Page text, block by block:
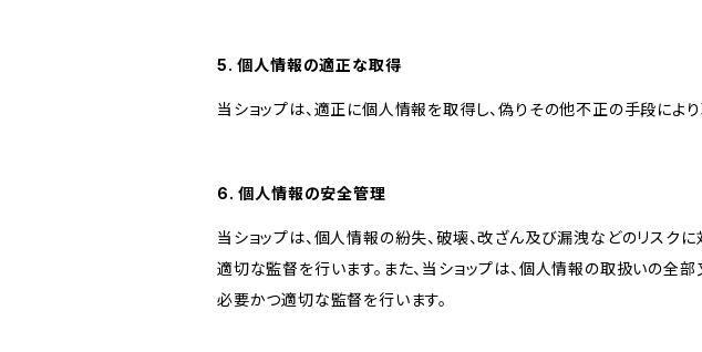
5. 個人情報の適正な取得
当ショップは、適正に個人情報を取得し、偽りその他不正の手段により
6. 個人情報の安全管理
当ショップは、個人情報の紛失、破壊、改ざん及び漏洩などのリスク
適切な監督を行います。また、当ショップは、個人情報の取扱いの
必要かつ適切な監督を行います。